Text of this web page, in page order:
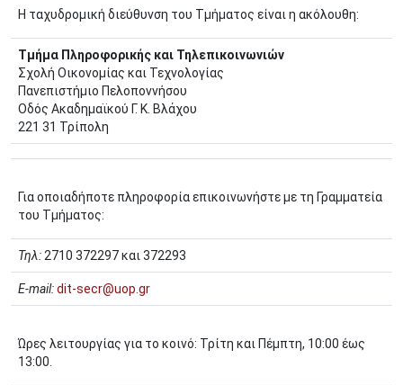
Η ταχυδρομική διεύθυνση του Τμήματος είναι η ακόλουθη:
Τμήμα Πληροφορικής και Τηλεπικοινωνιών
Σχολή Οικονομίας και Τεχνολογίας
Πανεπιστήμιο Πελοποννήσου
Οδός Ακαδημαϊκού Γ. Κ. Βλάχου
221 31 Τρίπολη
Για οποιαδήποτε πληροφορία επικοινωνήστε με τη Γραμματεία
του Τμήματος:
Τηλ:2710 372297 και 372293
E-mail:dit-secr@uop.gr
Ώρες λειτουργίας για το κοινό: Τρίτη και Πέμπτη, 10:00 έως
13:00.